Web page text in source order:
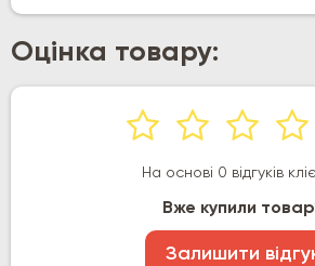
Оцінка товару:
На основі 0 відгуків
Вже купили
Залишити